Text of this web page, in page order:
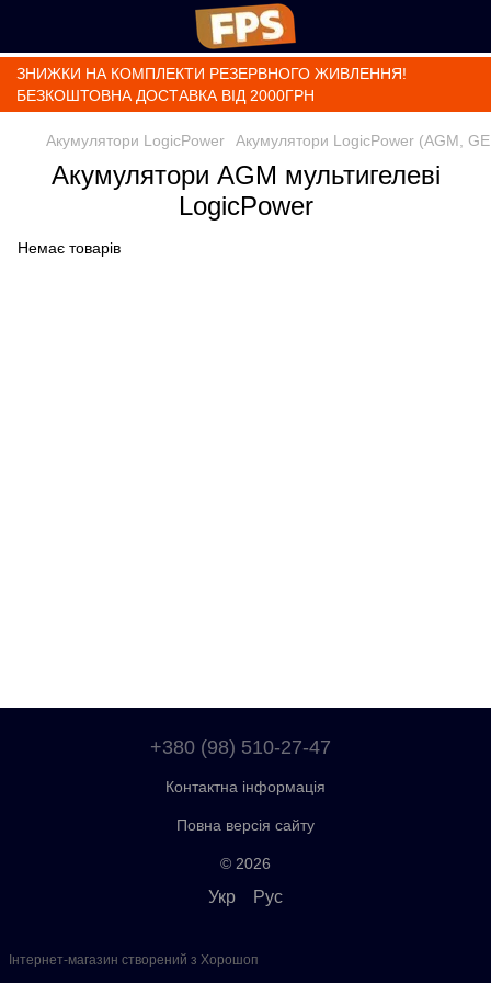
ЗНИЖКИ НА КОМПЛЕКТИ РЕЗЕРВНОГО ЖИВЛЕННЯ!
БЕЗКОШТОВНА ДОСТАВКА ВІД 2000ГРН
Акумулятори LogicPower Акумулятори LogicPower (AGM,
Акумулятори AGM мультигелеві
LogicPower
Немає товарів
+380 (98) 510-27-47
Контактна інформація
Повна версія сайту
© 2026
Укр Рус
Інтернет-магазин створений з Хорошоп